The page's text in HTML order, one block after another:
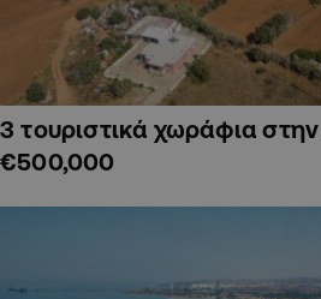
3 τουριστικά χωράφια
€500,000